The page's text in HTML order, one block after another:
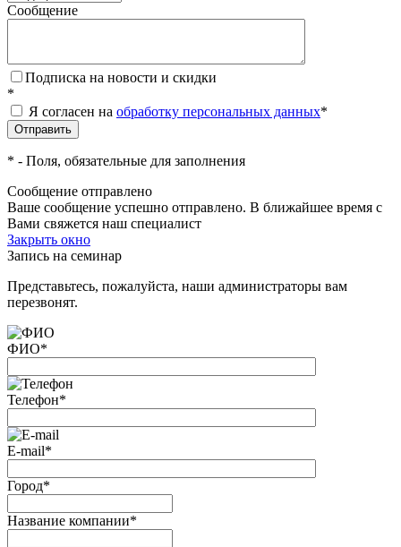
Сообщение
Подписка на новости и скидки
*
Я согласен на обработку персональных данных*
* - Поля, обязательные для заполнения
Сообщение отправлено
Ваше сообщение успешно отправлено. В ближайшее время с
Вами свяжется наш специалист
Закрыть окно
Запись на семинар
Представьтесь, пожалуйста, наши администраторы вам
перезвонят.
ФИО*
Телефон*
E-mail*
Город*
Название компании*